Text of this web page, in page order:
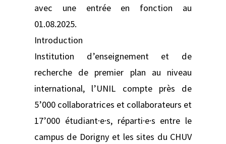
avec une entrée en fonction au
01.08.2025.
Introduction
Institution d’enseignement et de
recherche de premier plan au niveau
international, l’UNIL compte près de
5’000 collaboratrices et collaborateurs et
17’000 étudiant·e·s, réparti·e·s entre le
campus de Dorigny et les sites du CHUV